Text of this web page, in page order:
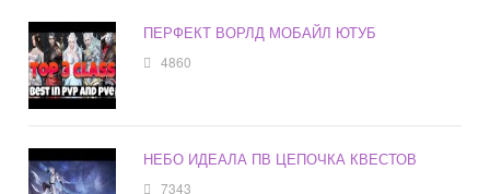
ПЕРФЕКТ ВОРЛД МОБАЙЛ ЮТУБ
4860
НЕБО ИДЕАЛА ПВ ЦЕПОЧКА КВЕСТОВ
7343